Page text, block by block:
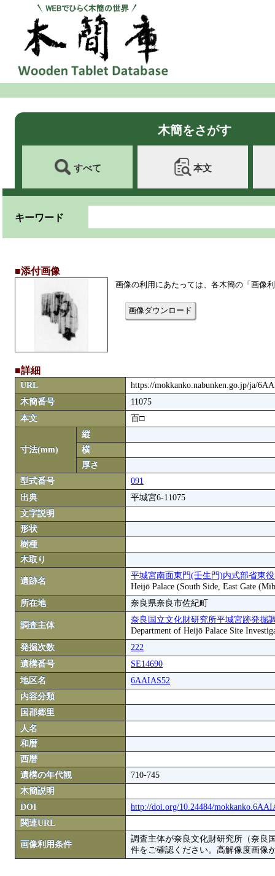
木簡をさがす
すべて 本文
キーワード
■添付画像
画像の利用にあたっては、各木簡の「画像
画像ダウンロード
■詳細
URL
https://mokkanko.nabunken.go.jp/ja/
木簡番号
11075
本文
百□
寸法(mm)
縦
横
厚さ
型式番号
091
出典
平城宮6-11075
文字説明
形状
樹種
木取り
遺跡名
平城宮南面東門(壬生門)内式部省東
Heijō Palace (South Side, East Gate
所在地
奈良県奈良市佐紀町
調査主体
奈良国立文化財研究所平城宮跡発掘
Department of Heijō Palace Site
発掘次数
222
遺構番号
SE14690
地区名
6AAIAS52
内容分類
国郡郷里
人名
和暦
西暦
遺構の年代観
710-745
木簡説明
DOI
http://doi.org/10.24484/
関連URL
画像利用条件
調査主体が奈良文化財研究所（奈良
件をご確認ください。高解像度画像